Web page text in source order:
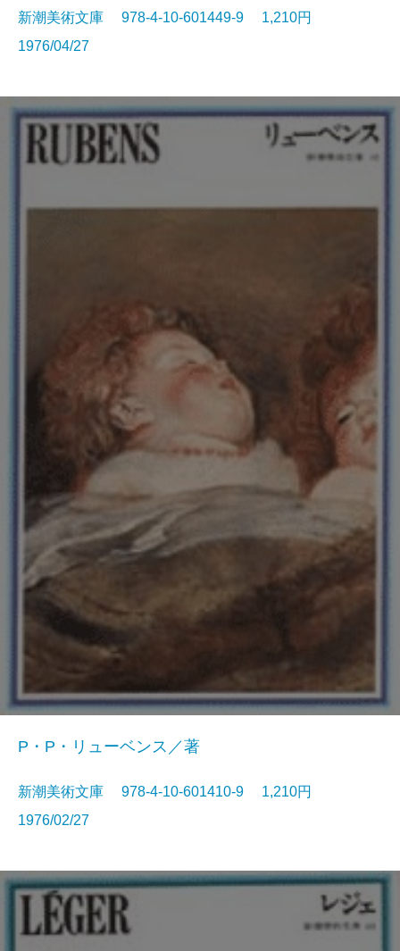
新潮美術文庫 978-4-10-601449-9 1,210円
1976/04/27
P・P・リューベンス／著
新潮美術文庫 978-4-10-601410-9 1,210円
1976/02/27